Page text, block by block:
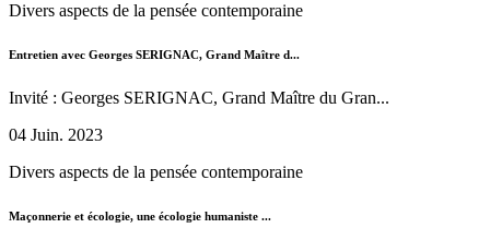
Divers aspects de la pensée contemporaine
Entretien avec Georges SERIGNAC, Grand Maître d...
Invité : Georges SERIGNAC, Grand Maître du Gran...
04 Juin. 2023
Divers aspects de la pensée contemporaine
Maçonnerie et écologie, une écologie humaniste ...